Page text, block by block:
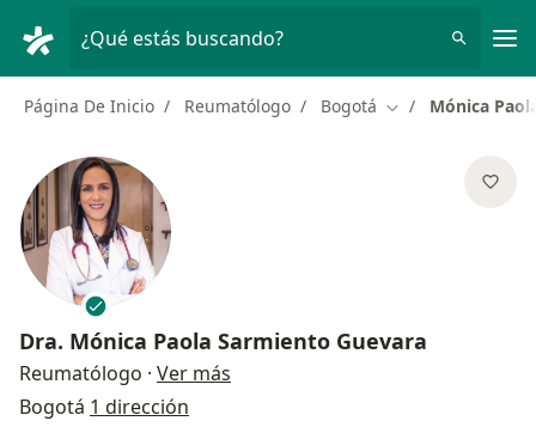
¿Qué estás buscando?
Página De Inicio Reumatólogo Bogotá Cambiar de ciudad
Mónica
Dra. Mónica Paola Sarmiento Guevara
Reumatólogo · Ver más
Bogotá 1 dirección